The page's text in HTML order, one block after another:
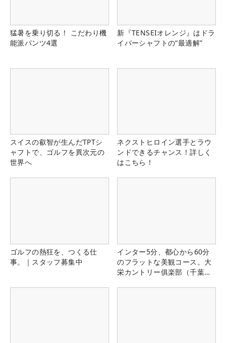
猛暑を乗り切る！ こだわり機
能派パンツ4選
新『TENSEIオレンジ』はドラ
イバーシャフトの“最適解”
スイスの叡智が生んだTPTシ
ャフトで、ゴルフを異次元の
世界へ
ネクストヒロイン選手とラウ
ンドできるチャンス！詳しく
はこちら！
ゴルフの熱狂を、つくる仕
事。｜スタッフ募集中
インター5分、都心から60分
のフラットな美観コース。大
栄カントリー俱楽部（千葉